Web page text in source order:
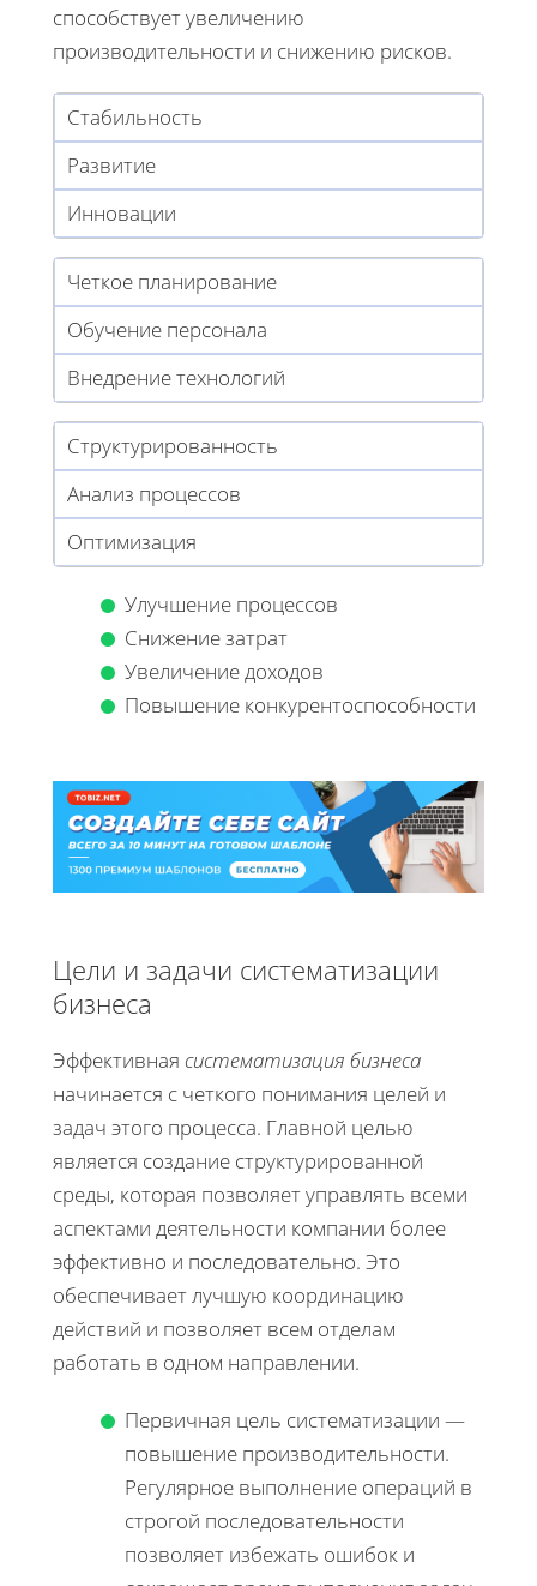
способствует увеличению
производительности и снижению рисков.
Стабильность
Развитие
Инновации
Четкое планирование
Обучение персонала
Внедрение технологий
Структурированность
Анализ процессов
Оптимизация
Улучшение процессов
Снижение затрат
Увеличение доходов
Повышение конкурентоспособности
Цели и задачи систематизации
бизнеса
Эффективная систематизация бизнеса
начинается с четкого понимания целей и
задач этого процесса. Главной целью
является создание структурированной
среды, которая позволяет управлять всеми
аспектами деятельности компании более
эффективно и последовательно. Это
обеспечивает лучшую координацию
действий и позволяет всем отделам
работать в одном направлении.
Первичная цель систематизации —
повышение производительности.
Регулярное выполнение операций в
строгой последовательности
позволяет избежать ошибок и